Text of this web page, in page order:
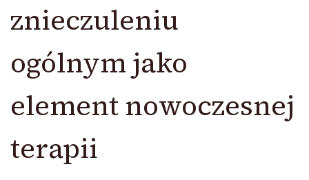
znieczuleniu
ogólnym jako
element nowoczesnej
terapii